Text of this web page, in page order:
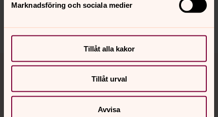
Marknadsföring och sociala medier
Tillåt alla kakor
Tillåt urval
Avvisa
Dela